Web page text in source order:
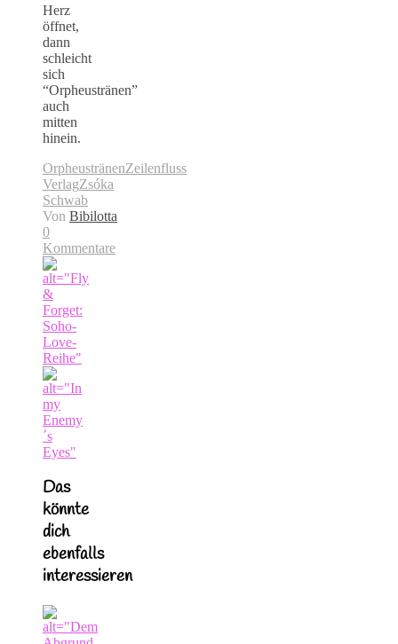
Herz
öffnet,
dann
schleicht
sich
“Orpheustränen”
auch
mitten
hinein.
OrpheustränenZeilenfluss
VerlagZsóka
Schwab
Von Bibilotta
0
Kommentare
Das
könnte
dich
ebenfalls
interessieren